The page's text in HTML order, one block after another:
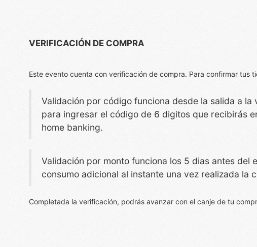
VERIFICACIÓN DE COMPRA
Este evento cuenta con verificación de compra. Para confirmar
Validación por código funciona desde la salida a
para ingresar el código de 6 digitos que recibirás
home banking.
Validación por monto funciona los 5 dias antes
consumo adicional al instante una vez realizada la
Completada la verificación, podrás avanzar con el canje de tu